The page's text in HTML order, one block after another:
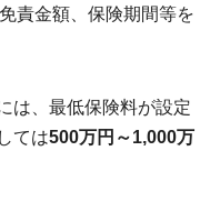
責金額、保険期間等を
は、最低保険料が設定
ては500万円～1,000万